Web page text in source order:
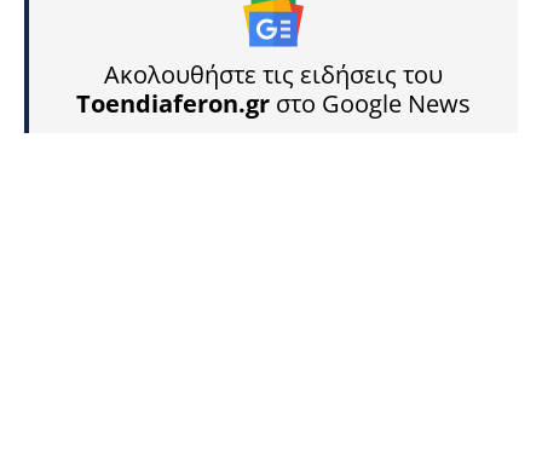
Ακολουθήστε τις ειδήσεις του
Toendiaferon.gr στο Google News